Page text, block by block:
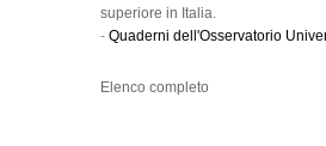
superiore in Italia.
- Quaderni dell'Osservatorio
Elenco completo